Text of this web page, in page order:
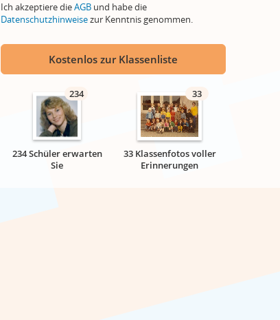
Ich akzeptiere dieAGB und habe die
Datenschutzhinweisezur Kenntnis genommen.
Kostenlos zur Klassenliste
234
234 Schüler erwarten
Sie
33
33 Klassenfotos voller
Erinnerungen